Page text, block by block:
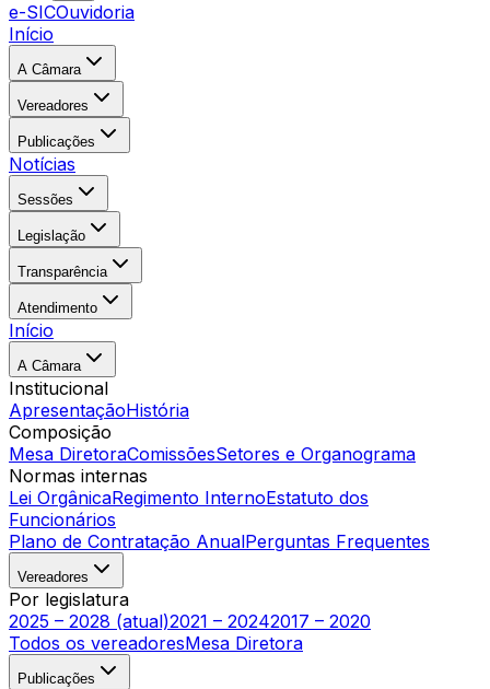
e-SICOuvidoria
Início
A Câmara
Vereadores
Publicações
Notícias
Sessões
Legislação
Transparência
Atendimento
Início
A Câmara
Institucional
ApresentaçãoHistória
Composição
Mesa DiretoraComissõesSetores e Organograma
Normas internas
Lei OrgânicaRegimento InternoEstatuto dos
Funcionários
Plano de Contratação AnualPerguntas Frequentes
Vereadores
Por legislatura
2025 – 2028 (atual)2021 – 20242017 – 2020
Todos os vereadoresMesa Diretora
Publicações